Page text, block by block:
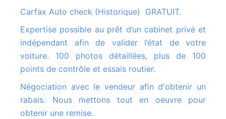
Carfax Auto check (Historique) GRATUIT.
Expertise possible au prêt d’un cabinet privé et
indépendant afin de valider l’état de votre
voiture. 100 photos détaillées, plus de 100
points de contrôle et essais routier.
Négociation avec le vendeur afin d'obtenir un
rabais. Nous mettons tout en oeuvre pour
obtenir une remise.